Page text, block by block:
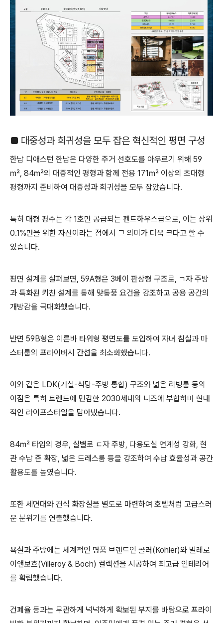
■ 대중성과 희귀성을 모두 잡은 혁신적인 평면 구성
한남 디애스턴 한남은 다양한 주거 선호도를 아우르기 위해 59
㎡, 84㎡의 대중적인 평형과 함께 전용 171㎡ 이상의 초대형
평형까지 준비하여 대중성과 희귀성을 모두 잡았습니다.
특히 대형 평수는 각 1호만 공급되는 펜트하우스급으로, 이는 상위
0.1%만을 위한 자산이라는 점에서 그 의미가 더욱 크다고 할 수
있습니다.
평면 설계를 살펴보면, 59A형은 3베이 판상형 구조로, ㄱ자 주방
과 특화된 키친 설계를 통해 맞통풍 요건을 강조하고 공용 공간의
개방감을 극대화했습니다.
반면 59B형은 이른바 타워형 평면도를 도입하여 자녀 침실과 마
스터룸의 프라이버시 간섭을 최소화했습니다.
이와 같은 LDK(거실-식당-주방 통합) 구조와 넓은 리빙룸 등의
이점은 특히 트렌드에 민감한 2030세대의 니즈에 부합하며 현대
적인 라이프스타일을 담아냈습니다.
84㎡ 타입의 경우, 실별로 ㄷ자 주방, 다용도실 연계성 강화, 현
관 수납 존 확장, 넓은 드레스룸 등을 강조하여 수납 효율성과 공간
활용도를 높였습니다.
또한 세면대와 건식 화장실을 별도로 마련하여 호텔처럼 고급스러
운 분위기를 연출했습니다.
욕실과 주방에는 세계적인 명품 브랜드인 콜러(Kohler)와 빌레로
이앤보흐(Villeroy & Boch) 컬렉션을 시공하여 최고급 인테리어
를 확립했습니다.
건폐율 등과는 무관하게 넉넉하게 확보된 부지를 바탕으로 프라이